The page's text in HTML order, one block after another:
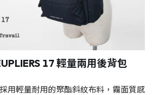
17 輕量兩用後背包
用輕量耐用的聚酯斜紋布料，霧面質感